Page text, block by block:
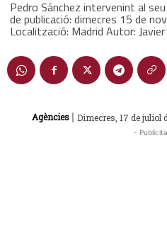
Pedro Sánchez intervenint al
de publicació: dimecres 15 de
Localització: Madrid Autor:
Agències | Dimecres, 17 de juliol
-